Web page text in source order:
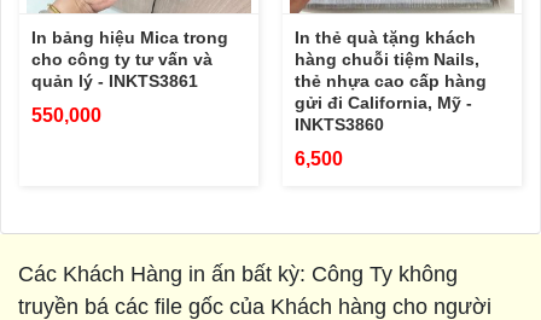
In bảng hiệu Mica trong
cho công ty tư vấn và
quản lý - INKTS3861
550,000
In thẻ quà tặng khách
hàng chuỗi tiệm Nails,
thẻ nhựa cao cấp hàng
gửi đi California, Mỹ -
INKTS3860
6,500
Các Khách Hàng in ấn bất kỳ: Công Ty không
truyền bá các file gốc của Khách hàng cho người